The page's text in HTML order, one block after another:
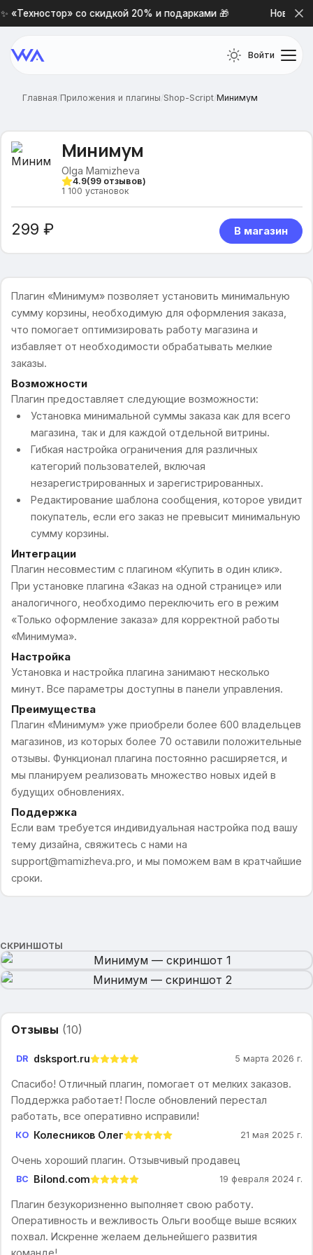
со скидкой 20% и подарками 🎁 Новая
Войти
Главная/Приложения и плагины/Shop-Script/Минимум
Минимум
Olga Mamizheva
4.9(99отзывов)
1 100 установок
299 ₽ В магазин
Плагин «Минимум» позволяет установить минимальную
сумму корзины, необходимую для оформления заказа,
что помогает оптимизировать работу магазина и
избавляет от необходимости обрабатывать мелкие
заказы.
Возможности
Плагин предоставляет следующие возможности:
Установка минимальной суммы заказа как для всего
магазина, так и для каждой отдельной витрины.
Гибкая настройка ограничения для различных
категорий пользователей, включая
незарегистрированных и зарегистрированных.
Редактирование шаблона сообщения, которое увидит
покупатель, если его заказ не превысит минимальную
сумму корзины.
Интеграции
Плагин несовместим с плагином «Купить в один клик».
При установке плагина «Заказ на одной странице» или
аналогичного, необходимо переключить его в режим
«Только оформление заказа» для корректной работы
«Минимума».
Настройка
Установка и настройка плагина занимают несколько
минут. Все параметры доступны в панели управления.
Преимущества
Плагин «Минимум» уже приобрели более 600 владельцев
магазинов, из которых более 70 оставили положительные
отзывы. Функционал плагина постоянно расширяется, и
мы планируем реализовать множество новых идей в
будущих обновлениях.
Поддержка
Если вам требуется индивидуальная настройка под вашу
тему дизайна, свяжитесь с нами на
support@mamizheva.pro, и мы поможем вам в кратчайшие
сроки.
СКРИНШОТЫ
Отзывы (10)
DR dsksport.ru 5 марта 2026 г.
Спасибо! Отличный плагин, помогает от мелких заказов.
Поддержка работает! После обновлений перестал
работать, все оперативно исправили!
КО Колесников Олег 21 мая 2025 г.
Очень хороший плагин. Отзывчивый продавец
BC Bilond.com 19 февраля 2024 г.
Плагин безукоризненно выполняет свою работу.
Оперативность и вежливость Ольги вообще выше всяких
похвал. Искренне желаем дельнейшего развития
команде!